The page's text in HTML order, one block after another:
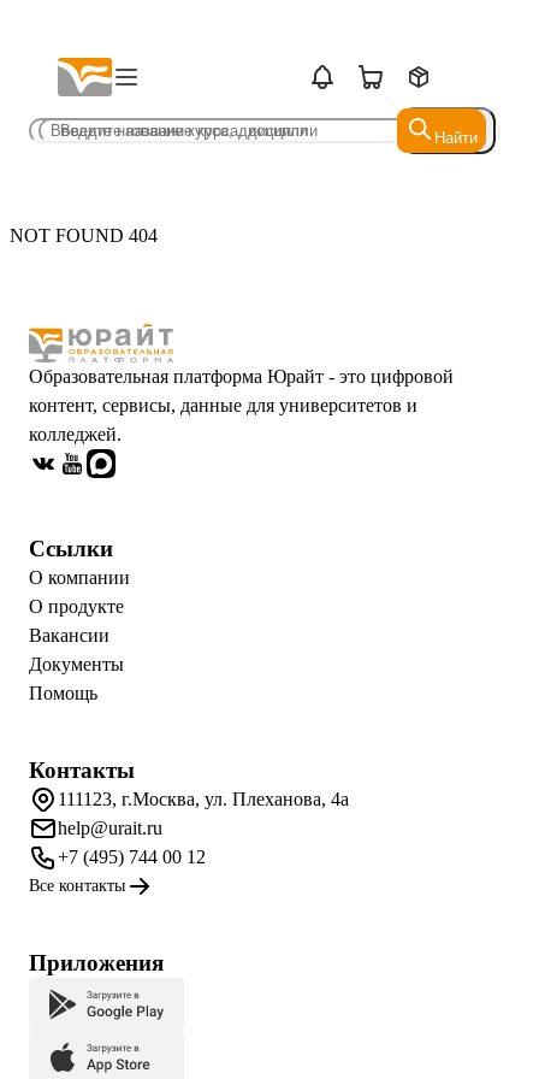
Найти
Найти
NOT FOUND 404
Образовательная платформа Юрайт - это цифровой
контент, сервисы, данные для университетов и
колледжей.
Ссылки
О компании
О продукте
Вакансии
Документы
Помощь
Контакты
111123, г.Москва, ул. Плеханова, 4а
help@urait.ru
+7 (495) 744 00 12
Все контакты
Приложения